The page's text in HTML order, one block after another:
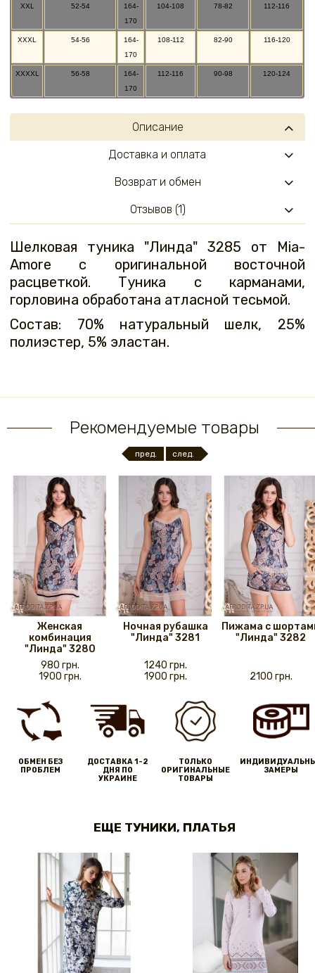
XXL 52-54
164-
170
104-108 78-82 112-116
XXXL 54-56
164-
170
108-112 82-90 116-120
XXXXL 56-58
164-
170
112-116 90-98 120-124
Описание
Шелковая туника "Линда" 3285 от Mia-
Amore с оригинальной восточной
расцветкой. Туника с карманами,
горловина обработана атласной тесьмой.
Состав: 70% натуральный шелк, 25%
полиэстер, 5% эластан.
Доставка и оплата
Возврат и обмен
Отзывов (1)
Рекомендуемые товары
пред. след.
Женская
комбинация
"Линда" 3280
980 грн.
1900 грн.
Ночная рубашка
"Линда" 3281
1240 грн.
1900 грн.
Пижама с
"Линда" 3282
2100 грн.
ОБМЕН БЕЗ
ПРОБЛЕМ
ДОСТАВКА 1-2
ДНЯ ПО
УКРАИНЕ
ТОЛЬКО
ОРИГИНАЛЬНЫЕ
ТОВАРЫ
ЗАМЕРЫ
ЕЩЕ ТУНИКИ, ПЛАТЬЯ